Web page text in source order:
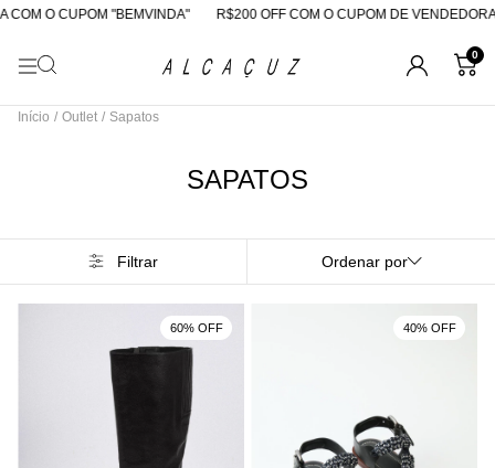
O CUPOM "BEMVINDA" R$200 OFF COM O CUPOM DE VENDEDORA
0
Início / Outlet / Sapatos
SAPATOS
Filtrar Ordenar por
60% OFF 40% OFF